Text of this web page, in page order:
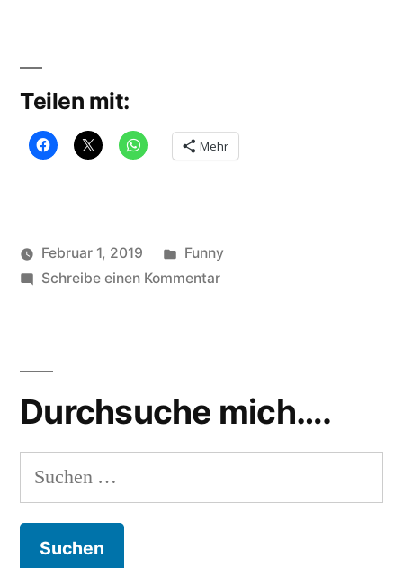
Teilen mit:
Mehr
Veröffentlicht
soundbites
Februar 1, 2019
Veröffentlicht
in
Funny
Schreibe einen Kommentarzu
Marke
mehr
Durchsuche mich….
Suchen
nach: